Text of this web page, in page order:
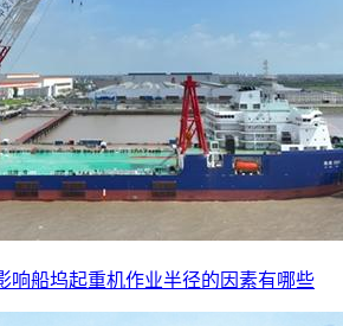
响船坞起重机作业半径的因素有哪些